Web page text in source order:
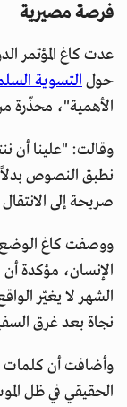
فرصة مصيرية
عدت كاغ المؤتمر
حولالتسوية
الأهمية"، محذّرة
وقالت: "علينا أن
نطبق النصوص
صريحة إلى الانتقال
ووصفت كاغ الوضع
الإنسان، مؤكدة
الشهر لا يغيّر
نجاة بعد غرق
وأضافت أن كلمات
الحقيقي في ظل